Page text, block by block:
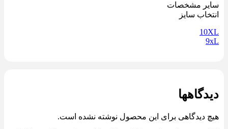
سایر مشخصات
انتخاب سایز
10XL
9xL
دیدگاهها
هیچ دیدگاهی برای این محصول نوشته نشده است.